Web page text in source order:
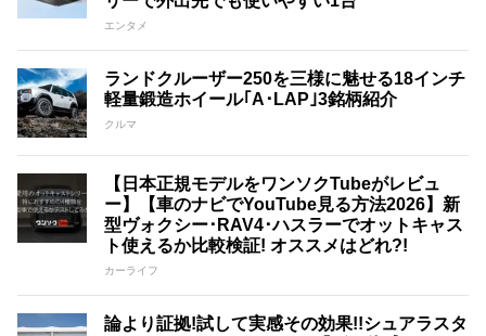
エンタメ
ランドクルーザー250を三様に魅せる18インチ
軽量鍛造ホイール｢A･LAP｣3銘柄紹介
クルマ
【日本正規モデルをワンソクTubeがレビュ
ー】【車のナビでYouTube見る方法2026】新
型ヴォクシー･RAV4･ハスラーでオットキャス
ト使えるか比較検証! オススメはどれ?!
カーライフ
論より証拠!試して実感その効果!!シュアラスタ